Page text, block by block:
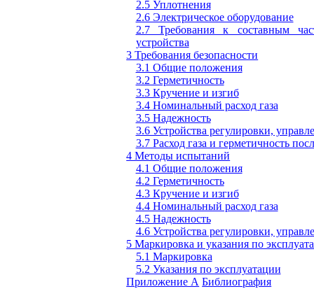
2.5 Уплотнения
2.6 Электрическое оборудование
2.7 Требования к составным
устройства
3 Требования безопасности
3.1 Общие положения
3.2 Герметичность
3.3 Кручение и изгиб
3.4 Номинальный расход газа
3.5 Надежность
3.6 Устройства регулировки,
3.7 Расход газа и герметичность
4 Методы испытаний
4.1 Общие положения
4.2 Герметичность
4.3 Кручение и изгиб
4.4 Номинальный расход газа
4.5 Надежность
4.6 Устройства регулировки,
5 Маркировка и указания по
5.1 Маркировка
5.2 Указания по эксплуатации
Приложение А Библиография